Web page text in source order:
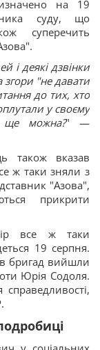
на 19
суду, що
суперечить
і деякі дзвінки
згори "не давати
до тих, хто
у своєму
ще можна?" —
також вказав
ж таки зняли з
"Азова",
прикрити
все ж таки
19 серпня.
бригад вийшли
Юрія Содоля.